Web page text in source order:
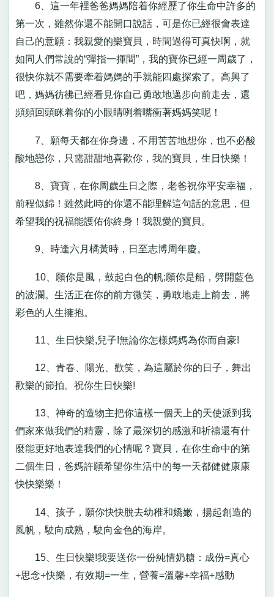
6、這一年裡爸爸媽媽陪着你經歷了你生命中許多的
第一次，雖然你還不能開口說話，可是你已經很會表達
自己的意願：我親愛的樂寶貝，時間過得可真快啊，就
如同人們常說的“彈指一揮間”，我的寶你已經一周歲了，
很快你就不需要牽着媽媽的手就能四處探索了。高興了
吧，媽媽彷彿已經看見你自己勇敢地邁步向前走去，還
頻頻回頭眯着你的小眼睛咧着嘴衝著媽媽笑呢！
7、願每天都在你身邊，不用苦苦地想你，也不必酸
酸地戀你，只需甜甜地喜歡你，我的寶貝，生日快樂！
8、寶寶，在你周歲生日之際，老爸祝你平安幸福，
前程似錦！雖然此時的你還不能理解這句話的意思，但
希望我的祝福能護佑你終身！我親愛的寶貝。
9、時逢六月橘黃時，日至志博周年慶。
10、願你是風，鼓起白色的帆;願你是船，劈開藍色
的波瀾。生活正在你的前方微笑，勇敢地走上前去，將
彩色的人生擁抱。
11、生日快樂,兒子!無論你怎樣媽媽為你而自豪!
12、青春、陽光、歡笑，為這屬於你的日子，舞出
歡樂的節拍。祝你生日快樂!
13、神奇的造物主把你這樣一個天上的天使派到我
們家來做我們的精靈，除了最深切的感激和祈禱還有什
麼能更好地表達我們的心情呢？寶貝，在你生命中的第
二個生日，爸媽許願希望你生活中的每一天都健健康康
快快樂樂！
14、孩子，願你快快脫去幼稚和嬌嫩，揚起創造的
風帆，駛向成熟，駛向金色的海岸。
15、生日快樂!我要送你一份純情奶糖：成份=真心
+思念+快樂，有效期=一生，營養=溫馨+幸福+感動